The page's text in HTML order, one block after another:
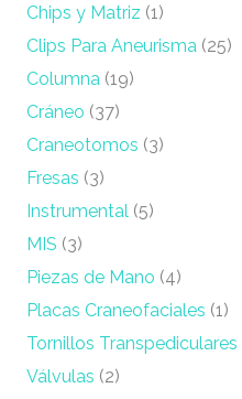
Chips y Matriz (1)
Clips Para Aneurisma (25)
Columna (19)
Cráneo (37)
Craneotomos (3)
Fresas (3)
Instrumental (5)
MIS (3)
Piezas de Mano (4)
Placas Craneofaciales (1)
Tornillos Transpediculares
Válvulas (2)